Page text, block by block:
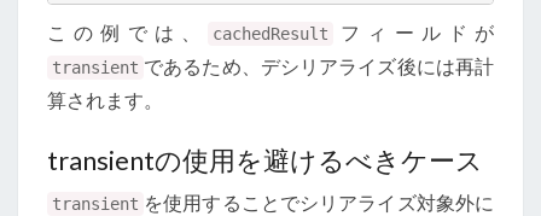
この例では、 cachedResult フィールドが
transient であるため、デシリアライズ後には再計
算されます。
transientの使用を避けるべきケース
transient を使用することでシリアライズ対象外に